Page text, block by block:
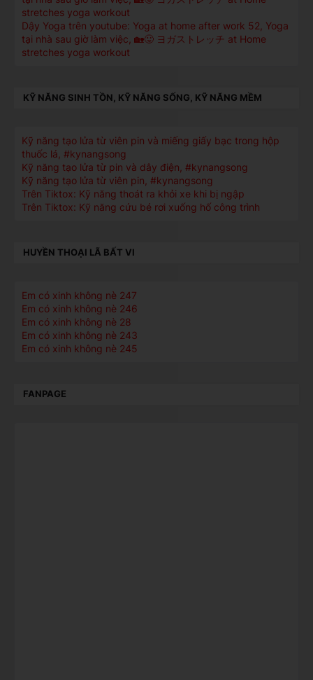
stretches yoga workout
Dậy Yoga trên youtube: Yoga at home after work 52, Yoga
tại nhà sau giờ làm việc, 🏡😛 ヨガストレッチ at Home
stretches yoga workout
KỸ NĂNG SINH TỒN, KỸ NĂNG SỐNG, KỸ NĂNG MỀM
Kỹ năng tạo lửa từ viên pin và miếng giấy bạc trong hộp
thuốc lá, #kynangsong
Kỹ năng tạo lửa từ pin và dây điện, #kynangsong
Kỹ năng tạo lửa từ viên pin, #kynangsong
Trên Tiktox: Kỹ năng thoát ra khỏi xe khi bị ngập
Trên Tiktox: Kỹ năng cứu bé rơi xuống hố công trình
HUYỀN THOẠI LÃ BẤT VI
Em có xinh không nè 247
Em có xinh không nè 246
Em có xinh không nè 28
Em có xinh không nè 243
Em có xinh không nè 245
FANPAGE